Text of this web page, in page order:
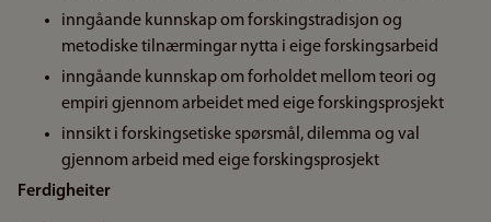
inngåande kunnskap om forskingstradisjon og
metodiske tilnærmingar nytta i eige forskingsarbeid
inngåande kunnskap om forholdet mellom teori og
empiri gjennom arbeidet med eige forskingsprosjekt
innsikt i forskingsetiske spørsmål, dilemma og val
gjennom arbeid med eige forskingsprosjekt
Ferdigheiter